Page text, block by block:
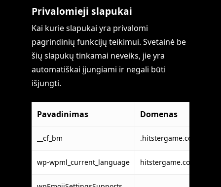
Privalomieji slapukai
Kai kurie slapukai yra privalomi
pagrindinių funkcijų teikimui. Svetainė be
šių slapukų tinkamai neveiks, jie yra
automatiškai įjungiami ir negali būti
išjungti.
Pavadinimas Domenas
__cf_bm .hitstergame.com
wp-wpml_current_language hitstergame.com